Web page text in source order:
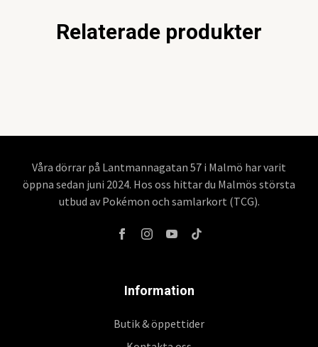
Relaterade produkter
Våra dörrar på Lantmannagatan 57 i Malmö har varit
öppna sedan juni 2024. Hos oss hittar du Malmös största
utbud av Pokémon och samlarkort (TCG).
Information
Butik & öppettider